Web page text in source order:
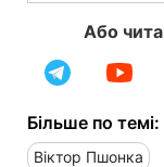
Або
Більше по темі:
Віктор Пшонка